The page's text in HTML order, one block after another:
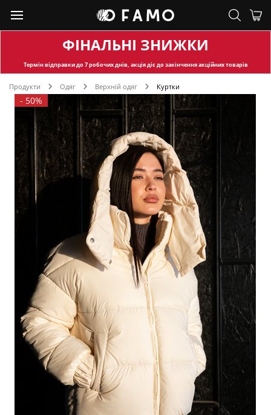
ФІНАЛЬНІ ЗНИЖКИ
Термін відправкидо 7 робочих днів, акція діє до закінчення акційних товарів
Продукти Одяг Верхній одяг Куртки
- 50%